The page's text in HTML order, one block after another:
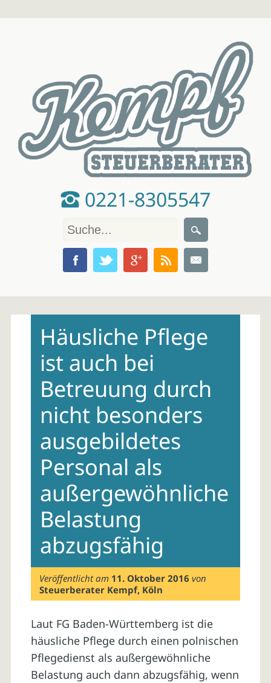
0221-8305547
contentHäusliche Pflege
ist auch bei
Betreuung durch
nicht besonders
ausgebildetes
Personal als
außergewöhnliche
Belastung
abzugsfähig
Veröffentlicht am 11. Oktober 2016 von
Steuerberater Kempf, Köln
Laut FG Baden-Württemberg ist die
häusliche Pflege durch einen polnischen
Pflegedienst als außergewöhnliche
Belastung auch dann abzugsfähig, wenn